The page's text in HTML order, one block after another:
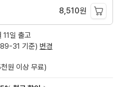
8,510원
11일 출고
31 기준) 변경
원 이상 무료)